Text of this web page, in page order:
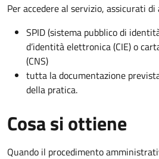
Per accedere al servizio, assicurati di
SPID (sistema pubblico di
d’identità elettronica (CIE) o
(CNS)
tutta la documentazione
della pratica.
Cosa si ottiene
Quando il procedimento